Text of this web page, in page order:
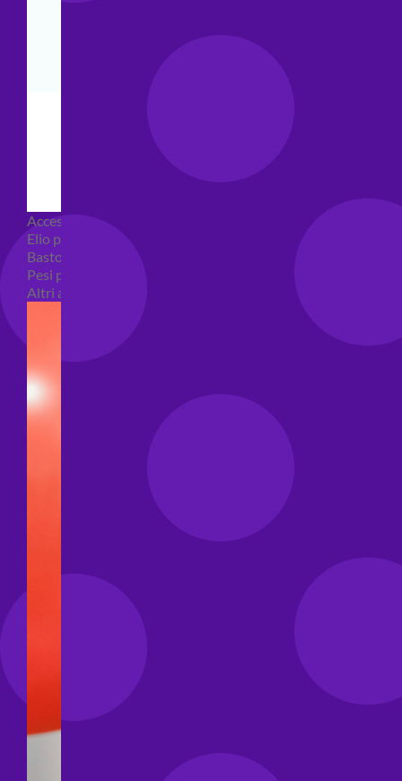
Accessori e Attrezzatura palloncini
Elio per palloncini
Bastoncini per palloncini
Pesi per palloncini
Altri accessori palloncini